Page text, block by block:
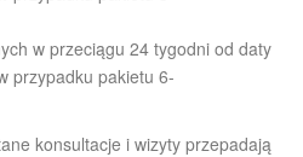
w przeciągu 24 tygodni od daty
przypadku pakietu 6-
konsultacje i wizyty przepadają